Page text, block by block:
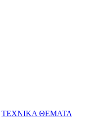
ΤΕΧΝΙΚΑ ΘΕΜΑΤΑ